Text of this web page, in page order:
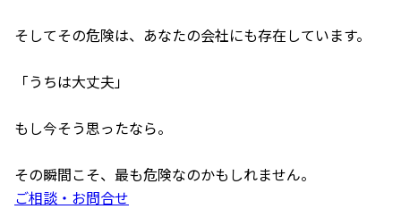
そしてその危険は、あなたの会社にも存在しています。
「うちは大丈夫」
もし今そう思ったなら。
その瞬間こそ、最も危険なのかもしれません。
ご相談・お問合せ